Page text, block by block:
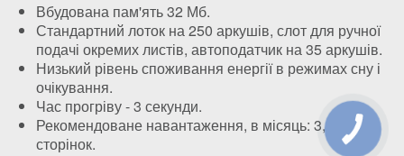
Вбудована пам'ять 32 Мб.
Стандартний лоток на 250 аркушів, слот для ручної
подачі окремих листів, автоподатчик на 35 аркушів.
Низький рівень споживання енергії в режимах сну і
очікування.
Час прогріву - 3 секунди.
Рекомендоване навантаження, в місяць: 3,5 тисячі
сторінок.
КНОПКА
ЗВ'ЯЗКУ